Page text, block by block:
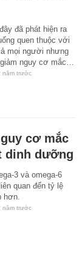
đã phát hiện ra
quen thuộc với
mọi người nhưng
nguy cơ mắc…
năm trước
cơ mắc
dinh dưỡng
3 và omega-6
quan đến tỷ lệ
hơn.
năm trước